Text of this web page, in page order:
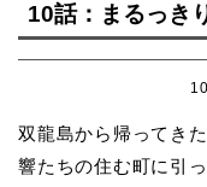
10話：まるっき
双龍島から帰ってき
響たちの住む町に引